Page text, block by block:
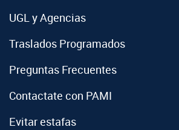
UGL y Agencias
Traslados Programados
Preguntas Frecuentes
Contactate con PAMI
Evitar estafas